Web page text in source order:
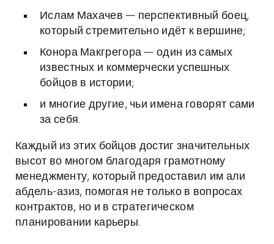
Ислам Махачев — перспективный боец,
который стремительно идёт к вершине;
Конора Макгрегора — один из самых
известных и коммерчески успешных
бойцов в истории;
и многие другие, чьи имена говорят сами
за себя.
Каждый из этих бойцов достиг значительных
высот во многом благодаря грамотному
менеджменту, который предоставил им али
абдель-азиз, помогая не только в вопросах
контрактов, но и в стратегическом
планировании карьеры.